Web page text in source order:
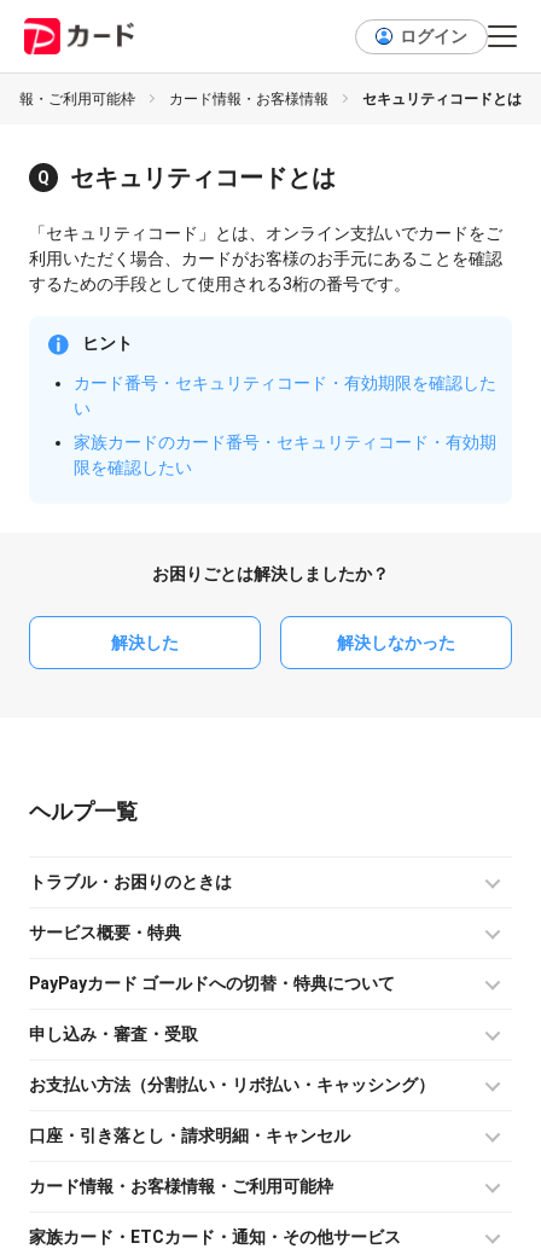
ログイン
報・ご利用可能枠 カード情報・お客様情報 セキュリティコードとは
セキュリティコードとは
「セキュリティコード」とは、オンライン支払いでカードをご
利用いただく場合、カードがお客様のお手元にあることを確認
するための手段として使用される3桁の番号です。
ヒント
カード番号・セキュリティコード・有効期限を確認した
い
家族カードのカード番号・セキュリティコード・有効期
限を確認したい
お困りごとは解決しましたか？
解決した 解決しなかった
ヘルプ
トラブル・お困りのときは
サービス概要・特典
PayPayカード ゴールドへの切替・特典について
申し込み・審査・受取
お支払い方法（分割払い・リボ払い・キャッシング）
口座・引き落とし・請求明細・キャンセル
カード情報・お客様情報・ご利用可能枠
家族カード・ETCカード・通知・その他サービス